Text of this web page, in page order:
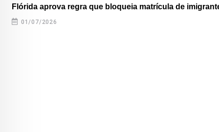
Flórida aprova regra que bloqueia matrícula de
01/07/2026